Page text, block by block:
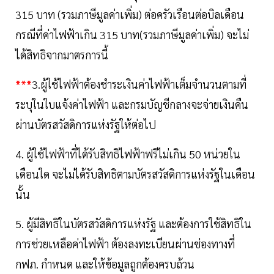
315 บาท (รวมภาษีมูลค่าเพิ่ม) ต่อครัวเรือนต่อบิลเดือน
กรณีที่ค่าไฟฟ้าเกิน 315 บาท(รวมภาษีมูลค่าเพิ่ม) จะไม่
ได้สิทธิจากมาตรการนี้
***3.ผู้ใช้ไฟฟ้าต้องชำระเงินค่าไฟฟ้าเต็มจำนวนตามที่
ระบุในใบแจ้งค่าไฟฟ้า และกรมบัญชีกลางจะจ่ายเงินคืน
ผ่านบัตรสวัสดิการแห่งรัฐให้ต่อไป
4. ผู้ใช้ไฟฟ้าที่ได้รับสิทธิไฟฟ้าฟรีไม่เกิน 50 หน่วยใน
เดือนใด จะไม่ได้รับสิทธิตามบัตรสวัสดิการแห่งรัฐในเดือน
นั้น
5. ผู้มีสิทธิในบัตรสวัสดิการแห่งรัฐ และต้องการใช้สิทธิใน
การช่วยเหลือค่าไฟฟ้า ต้องลงทะเบียนผ่านช่องทางที่
กฟภ. กำหนด และให้ข้อมูลถูกต้องครบถ้วน